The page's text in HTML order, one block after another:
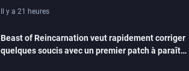
Il y a 21 heures
Beast of Reincarnation veut rapidement corriger
quelques soucis avec un premier patch à paraître